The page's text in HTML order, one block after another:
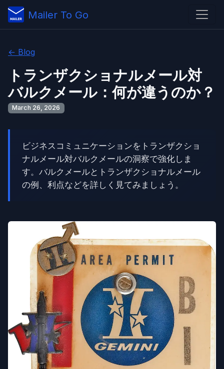
Mailer To Go
← Blog
トランザクショナルメール対
バルクメール：何が違うのか？
March 26, 2026
ビジネスコミュニケーションをトランザクショ
ナルメール対バルクメールの洞察で強化しま
す。バルクメールとトランザクショナルメール
の例、利点などを詳しく見てみましょう。